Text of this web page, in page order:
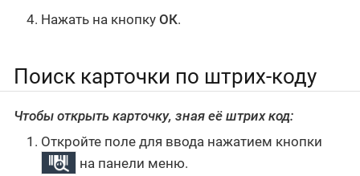
Нажать на кнопку ОК.
Поиск карточки по штрих-коду
Чтобы открыть карточку, зная её штрих код:
Откройте поле для ввода нажатием кнопки
на панели меню.